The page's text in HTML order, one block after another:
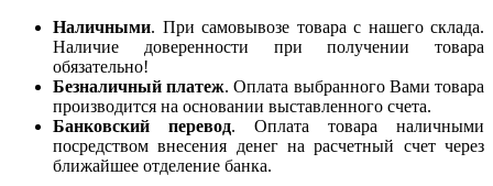
Наличными. При самовывозе товара с нашего склада.
Наличие доверенности при получении товара
обязательно!
Безналичный платеж. Оплата выбранного Вами товара
производится на основании выставленного счета.
Банковский перевод. Оплата товара наличными
посредством внесения денег на расчетный счет через
ближайшее отделение банка.